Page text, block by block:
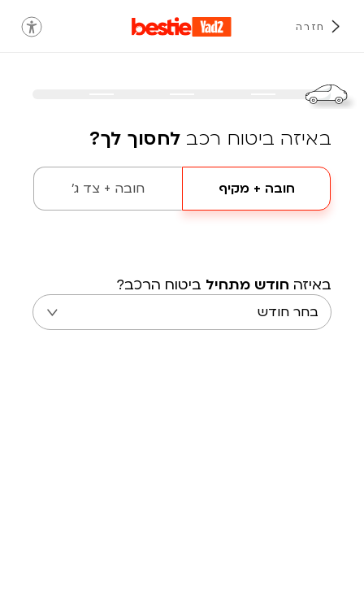
חזרה
באיזה ביטוח רכב לחסוך לך?
חובה + מקיף חובה + צד ג'
באיזה חודש מתחיל ביטוח הרכב?